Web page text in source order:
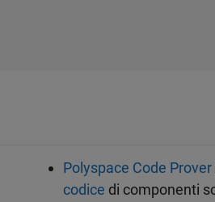
Polyspace Code Prover
codice di componenti